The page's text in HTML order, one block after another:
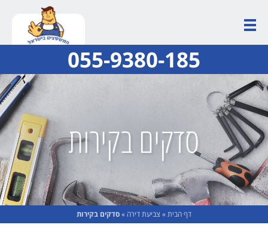
055-9380-185
סדקים בקירות
דף הבית» צביעת דירה »סדקים בקירות